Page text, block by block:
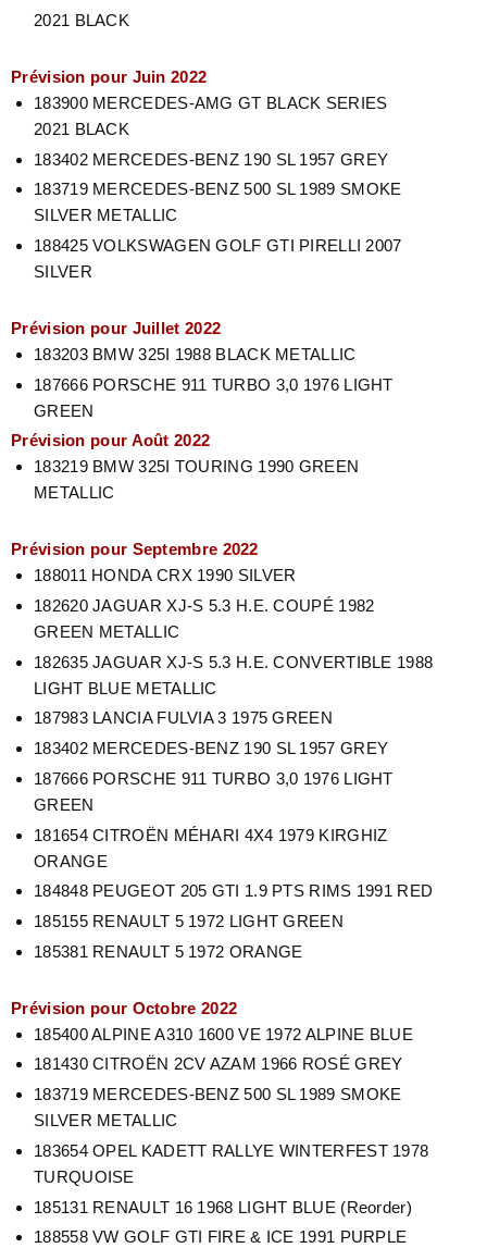
2021 BLACK
Prévision pour Juin 2022
183900 MERCEDES-AMG GT BLACK SERIES
2021 BLACK
183402 MERCEDES-BENZ 190 SL 1957 GREY
183719 MERCEDES-BENZ 500 SL 1989 SMOKE
SILVER METALLIC
188425 VOLKSWAGEN GOLF GTI PIRELLI 2007
SILVER
Prévision pour Juillet 2022
183203 BMW 325I 1988 BLACK METALLIC
187666 PORSCHE 911 TURBO 3,0 1976 LIGHT
GREEN
Prévision pour Août 2022
183219 BMW 325I TOURING 1990 GREEN
METALLIC
Prévision pour Septembre 2022
188011 HONDA CRX 1990 SILVER
182620 JAGUAR XJ-S 5.3 H.E. COUPÉ 1982
GREEN METALLIC
182635 JAGUAR XJ-S 5.3 H.E. CONVERTIBLE 1988
LIGHT BLUE METALLIC
187983 LANCIA FULVIA 3 1975 GREEN
183402 MERCEDES-BENZ 190 SL 1957 GREY
187666 PORSCHE 911 TURBO 3,0 1976 LIGHT
GREEN
181654 CITROËN MÉHARI 4X4 1979 KIRGHIZ
ORANGE
184848 PEUGEOT 205 GTI 1.9 PTS RIMS 1991 RED
185155 RENAULT 5 1972 LIGHT GREEN
185381 RENAULT 5 1972 ORANGE
Prévision pour Octobre 2022
185400 ALPINE A310 1600 VE 1972 ALPINE BLUE
181430 CITROËN 2CV AZAM 1966 ROSÉ GREY
183719 MERCEDES-BENZ 500 SL 1989 SMOKE
SILVER METALLIC
183654 OPEL KADETT RALLYE WINTERFEST 1978
TURQUOISE
185131 RENAULT 16 1968 LIGHT BLUE (Reorder)
188558 VW GOLF GTI FIRE & ICE 1991 PURPLE